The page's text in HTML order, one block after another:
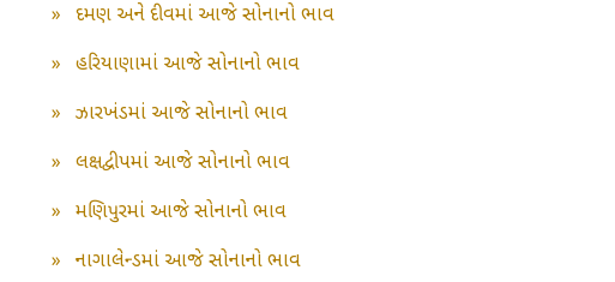
»
દમણ અને દીવમાં આજે સોનાનો ભાવ
»
હરિયાણામાં આજે સોનાનો ભાવ
»
ઝારખંડમાં આજે સોનાનો ભાવ
»
લક્ષદ્વીપમાં આજે સોનાનો ભાવ
»
મણિપુરમાં આજે સોનાનો ભાવ
»
નાગાલેન્ડમાં આજે સોનાનો ભાવ